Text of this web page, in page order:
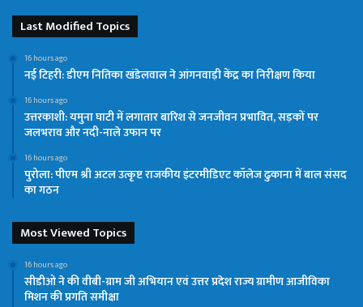
Last Modified Topics
16 hours ago
नई टिहरी: डीएम नितिका खंडेलवाल ने आंगनवाड़ी केंद्र का निरीक्षण किया
16 hours ago
उत्तरकाशी: यमुना घाटी में लगातार बारिश से जनजीवन प्रभावित, सड़कों पर
जलभराव और नदी-नाले उफान पर
16 hours ago
पुरोला: पीएम श्री अटल उत्कृष्ट राजकीय इंटरमीडिएट कॉलेज ढुकाना में बाल संसद
का गठन
Most Viewed Topics
16 hours ago
सीडीओ ने की वीबी-ग्राम जी अभियान एवं उत्तर प्रदेश राज्य ग्रामीण आजीविका
मिशन की प्रगति समीक्षा